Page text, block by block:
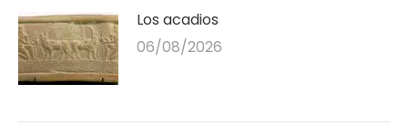
Los acadios
06/08/2026